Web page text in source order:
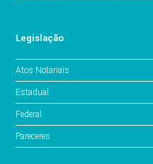
Legislação
Atos Notariais
Estadual
Federal
Pareceres